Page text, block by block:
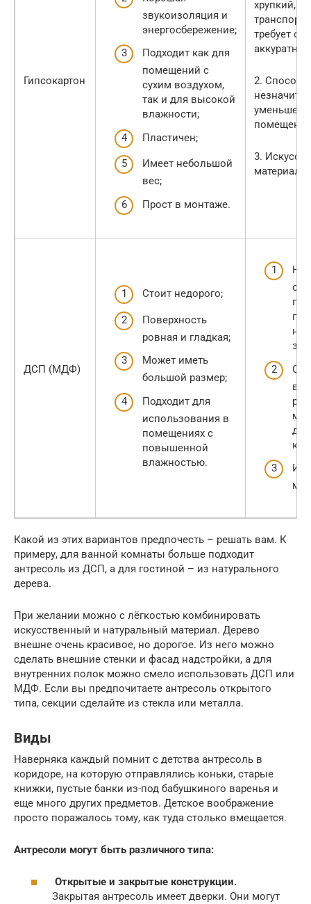
Гипсокартон
звукоизоляция и
энергосбережение;
Подходит как для
помещений с
сухим воздухом,
так и для высокой
влажности;
Пластичен;
Имеет небольшой
вес;
Прост в монтаже.
хрупкий,
требует
2.
3.
материал.
ДСП (МДФ)
Стоит недорого;
Поверхность
ровная и гладкая;
Может иметь
большой размер;
Подходит для
использования в
помещениях с
повышенной
влажностью.
С
Какой из этих вариантов предпочесть – решать вам. К
примеру, для ванной комнаты больше подходит
антресоль из ДСП, а для гостиной – из натурального
дерева.
При желании можно с лёгкостью комбинировать
искусственный и натуральный материал. Дерево
внешне очень красивое, но дорогое. Из него можно
сделать внешние стенки и фасад надстройки, а для
внутренних полок можно смело использовать ДСП или
МДФ. Если вы предпочитаете антресоль открытого
типа, секции сделайте из стекла или металла.
Виды
Наверняка каждый помнит с детства антресоль в
коридоре, на которую отправлялись коньки, старые
книжки, пустые банки из-под бабушкиного варенья и
еще много других предметов. Детское воображение
просто поражалось тому, как туда столько вмещается.
Антресоли могут быть различного типа:
Открытые и закрытые конструкции.
Закрытая антресоль имеет дверки. Они могут